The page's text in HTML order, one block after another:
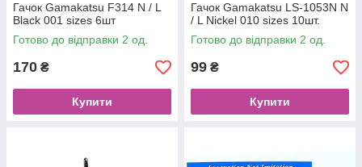
Гачок Gamakatsu F314 N / L
Black 001 sizes 6шт
Готово до відправки 2 од.
170 ₴
Купити
Гачок Gamakatsu LS-1053N N
/ L Nickel 010 sizes 10шт.
Готово до відправки 2 од.
99 ₴
Купити